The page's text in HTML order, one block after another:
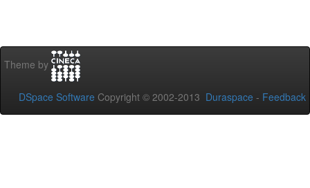
Theme by
DSpace Software Copyright © 2002-2013 Duraspace - Feedback